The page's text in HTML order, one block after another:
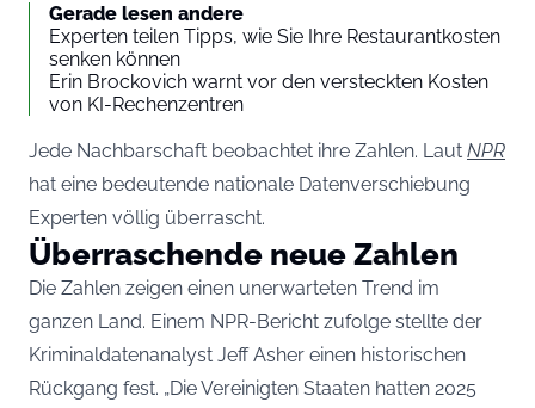
Gerade lesen andere
Experten teilen Tipps, wie Sie Ihre Restaurantkosten
senken können
Erin Brockovich warnt vor den versteckten Kosten
von KI-Rechenzentren
Jede Nachbarschaft beobachtet ihre Zahlen. Laut NPR
hat eine bedeutende nationale Datenverschiebung
Experten völlig überrascht.
Überraschende neue Zahlen
Die Zahlen zeigen einen unerwarteten Trend im
ganzen Land. Einem NPR-Bericht zufolge stellte der
Kriminaldatenanalyst Jeff Asher einen historischen
Rückgang fest. „Die Vereinigten Staaten hatten 2025